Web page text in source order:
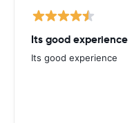
Its good experience
Its good experience